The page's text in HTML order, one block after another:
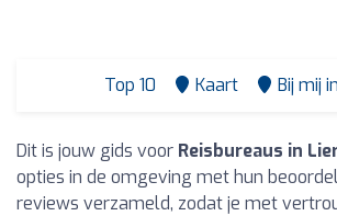
Top 10 Kaart Bij mij
Dit is jouw gids voor Reisbureaus in
opties in de omgeving met hun
reviews verzameld, zodat je met